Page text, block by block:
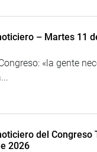
– Martes 11
«la gente
del Congreso
2026